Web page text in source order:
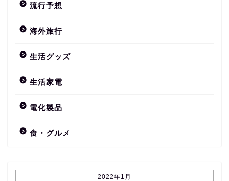
流行予想
海外旅行
生活グッズ
生活家電
電化製品
食・グルメ
2022年1月